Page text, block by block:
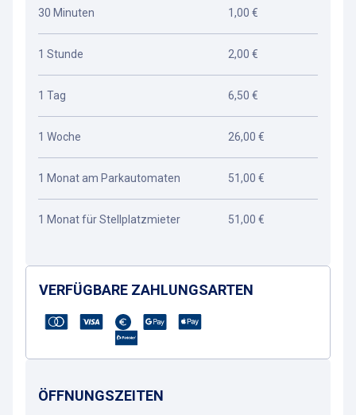
30 Minuten 1,00 €
1 Stunde 2,00 €
1 Tag 6,50 €
1 Woche 26,00 €
1 Monat am Parkautomaten 51,00 €
1 Monat für Stellplatzmieter 51,00 €
VERFÜGBARE ZAHLUNGSARTEN
ÖFFNUNGSZEITEN